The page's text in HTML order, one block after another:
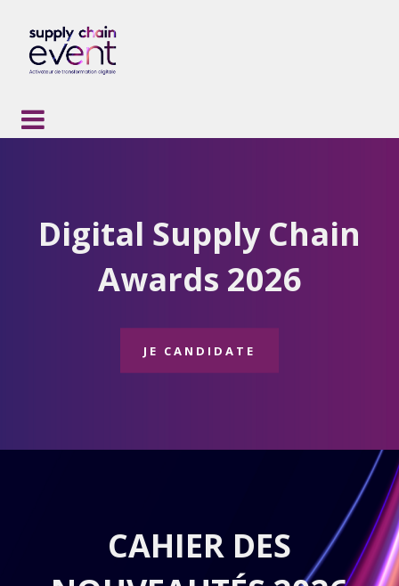
Digital Supply Chain
Awards 2026
JE CANDIDATE
CAHIER DES